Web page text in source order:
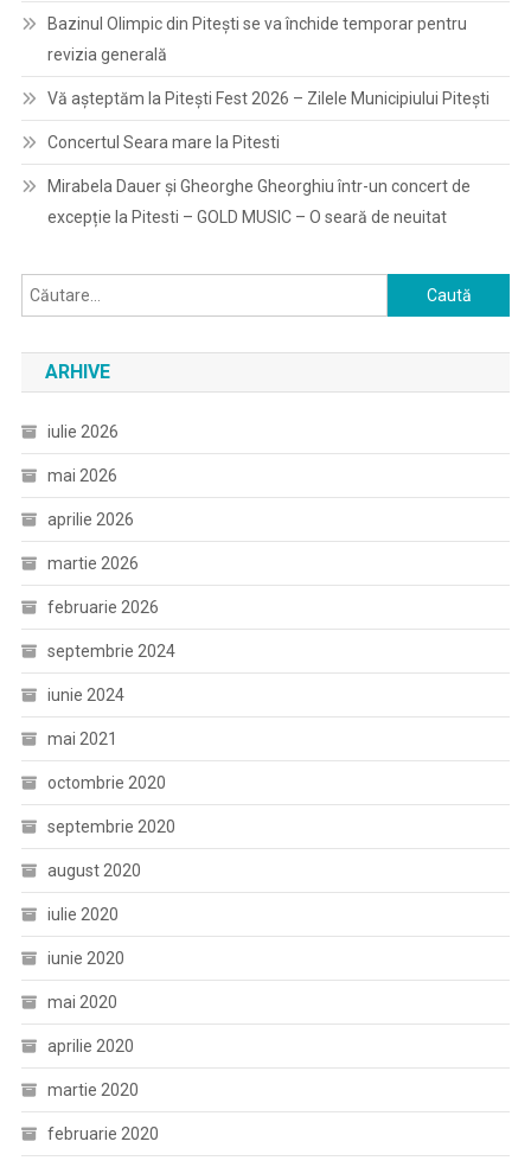
Bazinul Olimpic din Pitești se va închide temporar pentru
revizia generală
Vă așteptăm la Pitești Fest 2026 – Zilele Municipiului Pitești
Concertul Seara mare la Pitesti
Mirabela Dauer și Gheorghe Gheorghiu într-un concert de
excepție la Pitesti – GOLD MUSIC – O seară de neuitat
Caută
după:
ARHIVE
iulie 2026
mai 2026
aprilie 2026
martie 2026
februarie 2026
septembrie 2024
iunie 2024
mai 2021
octombrie 2020
septembrie 2020
august 2020
iulie 2020
iunie 2020
mai 2020
aprilie 2020
martie 2020
februarie 2020